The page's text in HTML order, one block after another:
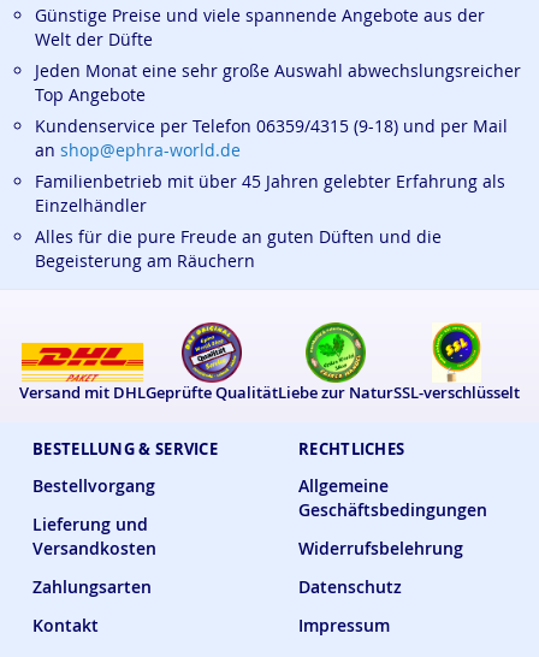
BESTELLUNG & SERVICE
Bestellvorgang
Lieferung und
Versandkosten
Zahlungsarten
Kontakt
RECHTLICHES
Allgemeine
Geschäftsbedingungen
Widerrufsbelehrung
Datenschutz
Impressum
Günstige Preise und viele spannende Angebote aus der
Welt der Düfte
Jeden Monat eine sehr große Auswahl abwechslungsreicher
Top Angebote
Kundenservice per Telefon 06359/4315 (9-18) und per Mail
an shop@ephra-world.de
Familienbetrieb mit über 45 Jahren gelebter Erfahrung als
Einzelhändler
Alles für die pure Freude an guten Düften und die
Begeisterung am Räuchern
Versand mit DHLGeprüfte QualitätLiebe zur NaturSSL-verschlüsselt